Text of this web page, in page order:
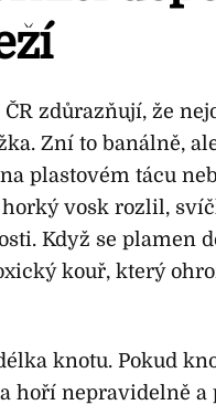
ČR zdůrazňují, že
Zní to banálně,
plastovém tácu
vosk rozlil,
Když se plamen
kouř, který
knotu. Pokud
hoří nepravidelně a